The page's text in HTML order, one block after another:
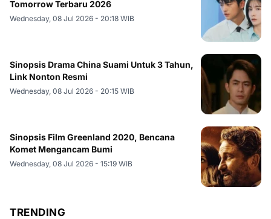
Tomorrow Terbaru 2026
Wednesday, 08 Jul 2026 - 20:18 WIB
Sinopsis Drama China Suami Untuk 3 Tahun,
Link Nonton Resmi
Wednesday, 08 Jul 2026 - 20:15 WIB
Sinopsis Film Greenland 2020, Bencana
Komet Mengancam Bumi
Wednesday, 08 Jul 2026 - 15:19 WIB
TRENDING